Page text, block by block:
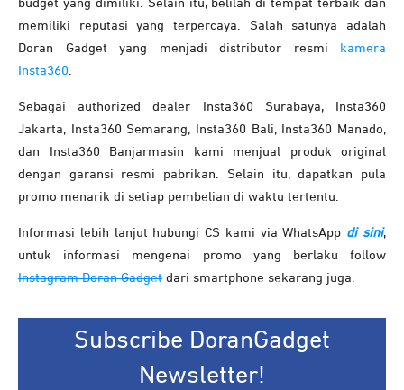
budget yang dimiliki. Selain itu, belilah di tempat terbaik dan
memiliki reputasi yang terpercaya. Salah satunya adalah
Doran Gadget yang menjadi distributor resmi
kamera
Insta360.
Sebagai authorized dealer Insta360 Surabaya, Insta360
Jakarta, Insta360 Semarang, Insta360 Bali, Insta360 Manado,
dan Insta360 Banjarmasin kami menjual produk original
dengan garansi resmi pabrikan. Selain itu, dapatkan pula
promo menarik di setiap pembelian di waktu tertentu.
Informasi lebih lanjut hubungi CS kami via WhatsApp di sini,
untuk informasi mengenai promo yang berlaku follow
Instagram Doran Gadget dari smartphone sekarang juga.
Subscribe DoranGadget
Newsletter!